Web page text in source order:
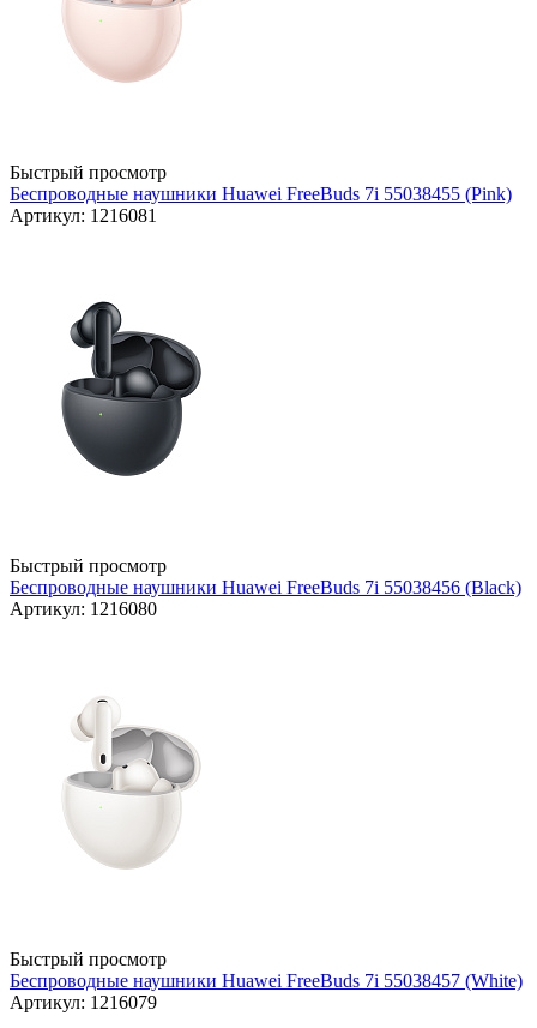
Быстрый просмотр
Беспроводные наушники Huawei FreeBuds 7i 55038455 (Pink)
Артикул: 1216081
Быстрый просмотр
Беспроводные наушники Huawei FreeBuds 7i 55038456 (Black)
Артикул: 1216080
Быстрый просмотр
Беспроводные наушники Huawei FreeBuds 7i 55038457 (White)
Артикул: 1216079